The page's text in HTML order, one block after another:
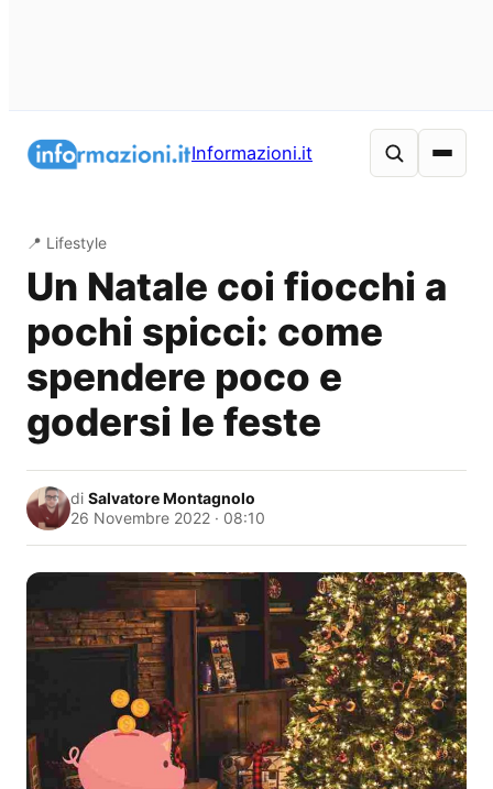
Informazioni.it
📍 Lifestyle
Un Natale coi fiocchi a
pochi spicci: come
spendere poco e
godersi le feste
di Salvatore Montagnolo
26 Novembre 2022 · 08:10